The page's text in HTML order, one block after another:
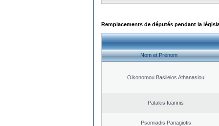
Remplacements de députés pendant la
Nom et Prénom
Oikonomou Basileios Athanasiou
Patakis Ioannis
Psomiadis Panagiotis